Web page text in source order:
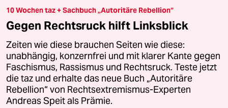
10 Wochen taz + Sachbuch „Autoritäre Rebellion“
Gegen Rechtsruck hilft Linksblick
Zeiten wie diese brauchen Seiten wie diese:
unabhängig, konzernfrei und mit klarer Kante gegen
Faschismus, Rassismus und Rechtsruck. Teste jetzt
die taz und erhalte das neue Buch „Autoritäre
Rebellion“ von Rechtsextremismus-Experten
Andreas Speit als Prämie.